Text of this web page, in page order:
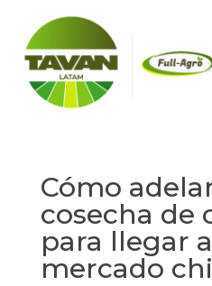
Cómo
cosecha de
para llegar
mercado